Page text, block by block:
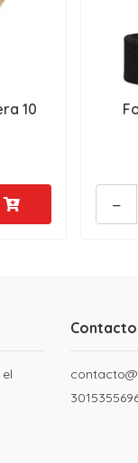
10
-
Contacto